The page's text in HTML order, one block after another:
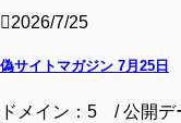
2026/7/25
偽サイトマガジン 7月25日
ドメイン：5 / 公開デ